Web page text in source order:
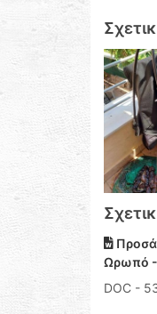
Ωρωπό -
DOC -